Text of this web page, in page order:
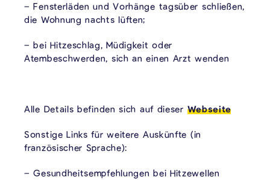
– Fensterläden und Vorhänge tagsüber schließen,
die Wohnung nachts lüften;
– bei Hitzeschlag, Müdigkeit oder
Atembeschwerden, sich an einen Arzt wenden
Alle Details befinden sich auf dieser Webseite
Sonstige Links für weitere Auskünfte (in
französischer Sprache):
– Gesundheitsempfehlungen bei Hitzewellen